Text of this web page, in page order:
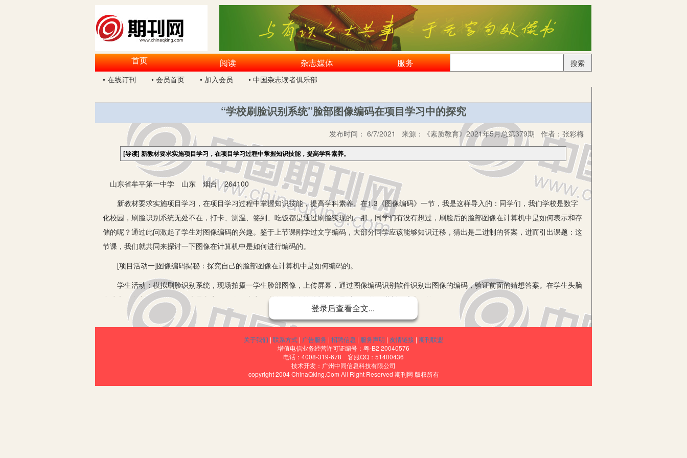
首页 阅读 杂志媒体 服务
搜索
• 在线订刊
• 会员首页 • 加入会员 • 中国杂志读者俱乐部
“学校刷脸识别系统”脸部图像编码在项目学习中的探究
发布时间： 6/7/2021 来源： 《素质教育》2021年5月总第379期 作者： 张彩梅
[导读]新教材要求实施项目学习，在项目学习过程中掌握知识技能，提高学科素养。
山东省牟平第一中学 山东 烟台 264100
新教材要求实施项目学习，在项目学习过程中掌握知识技能，提高学科素养。在1.3《图像编码》一节，我是这样导入的：同学们，我们学校是数字
化校园，刷脸识别系统无处不在，打卡、测温、签到、吃饭都是通过刷脸实现的。那，同学们有没有想过，刷脸后的脸部图像在计算机中是如何表示和存
储的呢？通过此问激起了学生对图像编码的兴趣。鉴于上节课刚学过文字编码，大部分同学应该能够知识迁移，猜出是二进制的答案，进而引出课题：这
节课，我们就共同来探讨一下图像在计算机中是如何进行编码的。
[项目活动一]图像编码揭秘：探究自己的脸部图像在计算机中是如何编码的。
学生活动：模拟刷脸识别系统，现场拍摄一学生脸部图像，上传屏幕，通过图像编码识别软件识别出图像的编码，验证前面的猜想答案。在学生头脑
中建立一个牢固的影像：不光是文字，图像、声音及所有信息在计算机中都是以0，1的二进制形式表示的。
[项目活动二]图像原理探秘：对一幅脸部图像进行无数倍地放大，看到的是什么？(马赛克的小色块：像素)阅读材料，理解像素、分辨率, 初步理解位
[合作探究]模拟图像编码：数一下表格中每个笑脸有几种颜色，尝试对笑脸图像进行编码，并填写表格。对比分析: 图像颜色总数不一样，编码的位数
[项目活动三]图像大小探秘：探究影响图像文件大小的因素。
登录后查看全文...
关于我们 | 联系方式 | 广告服务 | 招聘信息 | 服务声明 | 友情链接 | 期刊联盟
增值电信业务经营许可证编号：粤-B2 20040576
电话：4008-319-678 客服QQ：51400436
技术开发：广州中同信息科技有限公司
copyright 2004 ChinaQking.Com All Right Reserved 期刊网 版权所有